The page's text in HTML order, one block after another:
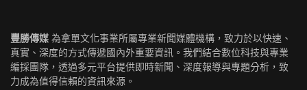
豐勝傳媒 為拿單文化事業所屬專業新聞媒體機構，致力於以快速、
真實、深度的方式傳遞國內外重要資訊。我們結合數位科技與專業
編採團隊，透過多元平台提供即時新聞、深度報導與專題分析，致
力成為值得信賴的資訊來源。